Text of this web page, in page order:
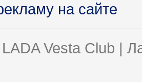
на сайте
Vesta Club |